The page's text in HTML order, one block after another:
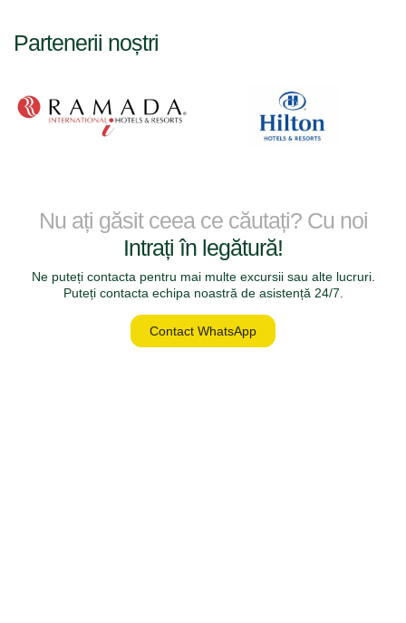
Partenerii noștri
Nu ați găsit ceea ce căutați? Cu noi
Intrați în legătură!
Ne puteți contacta pentru mai multe excursii sau alte lucruri.
Puteți contacta echipa noastră de asistență 24/7.
Contact WhatsApp